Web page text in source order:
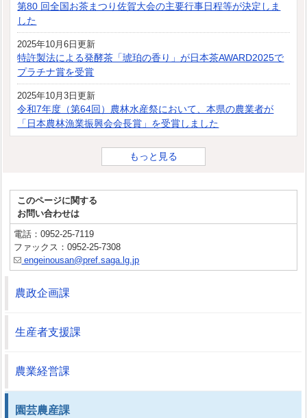
第80 回全国お茶まつり佐賀大会の主要行事日程等が決定しま
した
2025年10月6日更新
特許製法による発酵茶「琥珀の香り」が日本茶AWARD2025で
プラチナ賞を受賞
2025年10月3日更新
令和7年度（第64回）農林水産祭において、本県の農業者が
「日本農林漁業振興会会長賞」を受賞しました
もっと見る
このページに関する
お問い合わせは
電話：0952-25-7119
ファックス：0952-25-7308
engeinousan@pref.saga.lg.jp
農政企画課
生産者支援課
農業経営課
園芸農産課